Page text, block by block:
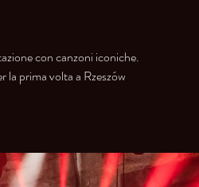
con canzoni iconiche.
prima volta a Rzeszów